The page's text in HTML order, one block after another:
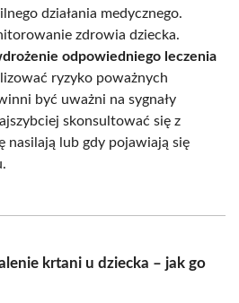
działania medycznego.
zdrowia dziecka.
odpowiedniego leczenia
ryzyko poważnych
być uważni na sygnały
skonsultować się z
nasilają lub gdy pojawiają się
krtani u dziecka – jak go